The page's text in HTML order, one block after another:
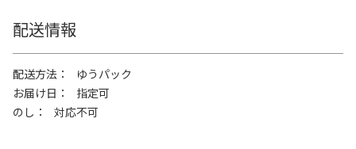
配送情報
配送方法
ゆうパック
お届け日
指定可
のし
対応不可